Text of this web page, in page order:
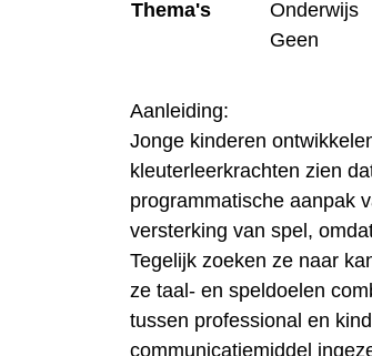
Thema's
Onderwijs
Geen
Aanleiding:
Jonge kinderen
kleuterleerkrachten zien
programmatische aanpak
versterking van spel,
Tegelijk zoeken ze naar
ze taal- en speldoelen
tussen professional en
communicatiemiddel